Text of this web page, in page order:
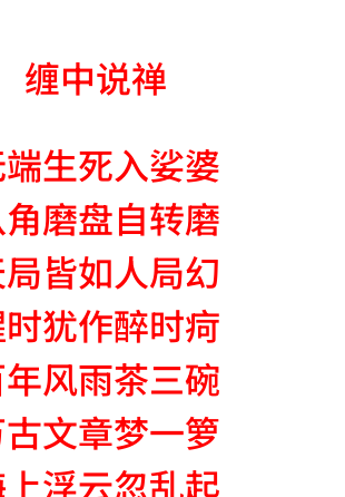
缠中说禅
生死入娑婆
磨盘自转磨
皆如人局幻
犹作醉时疴
风雨茶三碗
文章梦一箩
浮云忽乱起